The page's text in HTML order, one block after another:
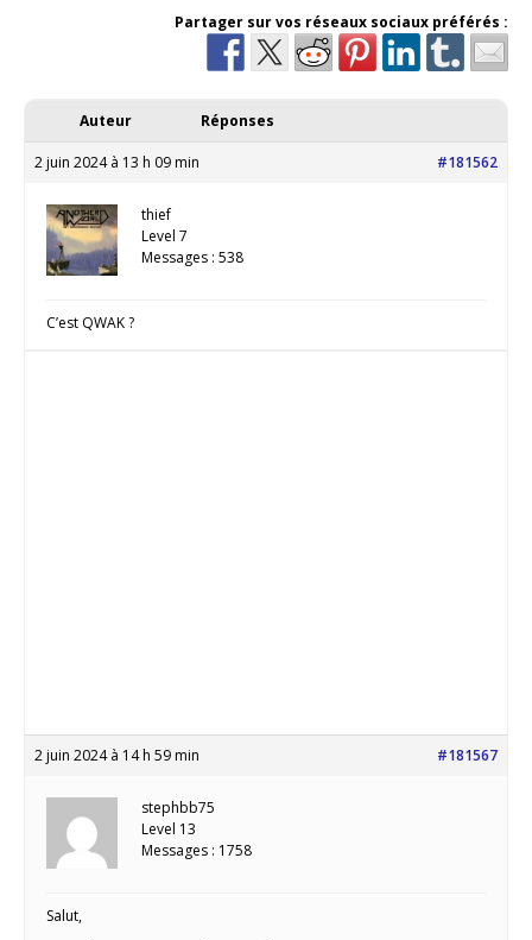
Partager sur vos réseaux sociaux préférés :
Auteur Réponses
2 juin 2024 à 13 h 09 min #181562
thief
Level 7
Messages : 538
C’est QWAK ?
2 juin 2024 à 14 h 59 min #181567
stephbb75
Level 13
Messages : 1758
Salut,